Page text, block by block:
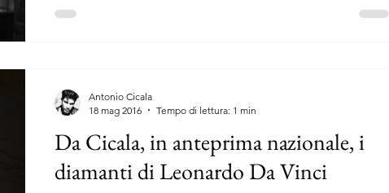
Da Cicala, in anteprima nazionale, i
diamanti di Leonardo Da Vinci
Antonio Cicala
18 mag 2016
Tempo di lettura: 1 min